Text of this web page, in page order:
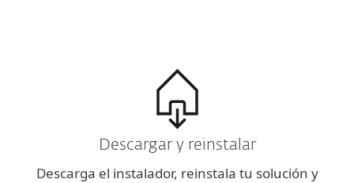
Descargar y reinstalar
Descarga el instalador, reinstala tu solución y